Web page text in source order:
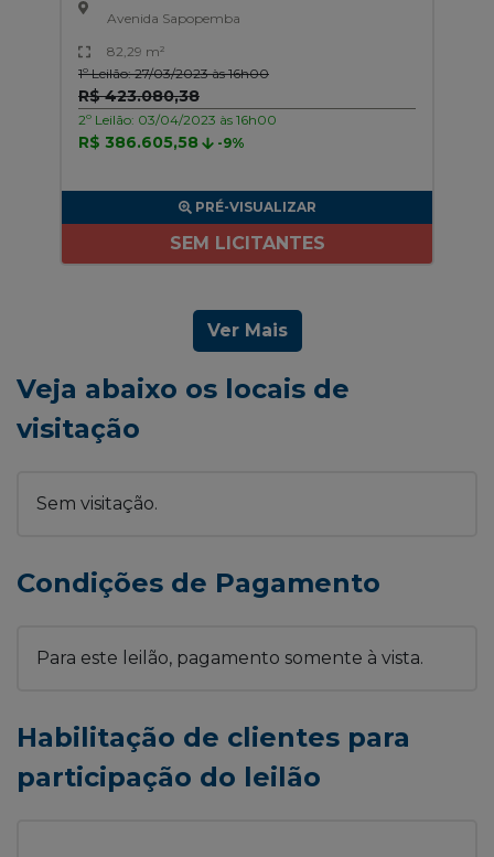
Avenida Sapopemba
82,29 m²
1º Leilão: 27/03/2023 às 16h00
R$ 423.080,38
2º Leilão: 03/04/2023 às 16h00
R$ 386.605,58 -9%
PRÉ-VISUALIZAR
SEM LICITANTES
Ver Mais
Veja abaixo os locais de
visitação
Sem visitação.
Condições de Pagamento
Para este leilão, pagamento somente à vista.
Habilitação de clientes para
participação do leilão